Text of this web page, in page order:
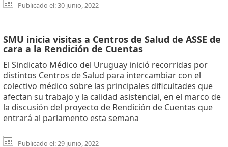
Publicado el: 30 junio, 2022
SMU inicia visitas a Centros de Salud de ASSE de
cara a la Rendición de Cuentas
El Sindicato Médico del Uruguay inició recorridas por
distintos Centros de Salud para intercambiar con el
colectivo médico sobre las principales dificultades que
afectan su trabajo y la calidad asistencial, en el marco de
la discusión del proyecto de Rendición de Cuentas que
entrará al parlamento esta semana
Publicado el: 29 junio, 2022